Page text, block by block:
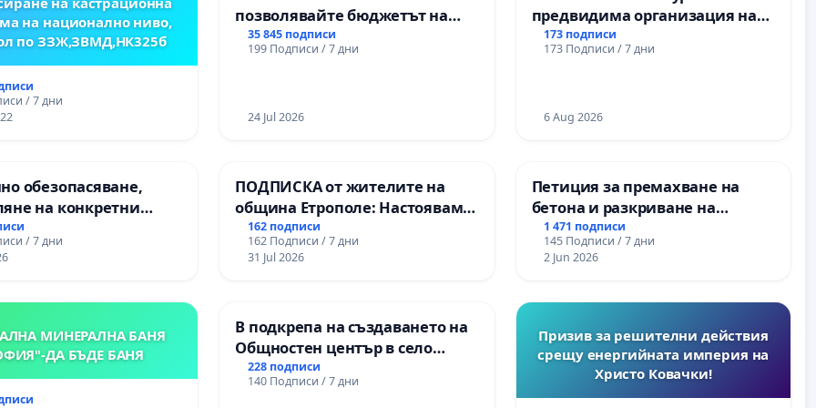
на национално ниво,
по ЗЗЖ,ЗВМД,НК325б
/ 7 дни
позволявайте бюджетът на
Радев да открадне парите и
правата ни в тъмното
35 845 подписи
199 Подписи / 7 дни
24 Jul 2026
предвидима организация на
учебния процес и гарантиране
на правото на равнопоставено
Александър I“ и Хуманитарна
173 подписи
173 Подписи / 7 дни
6 Aug 2026
обезопасяване,
на конкретни
и извършване на
рехабилитация на
път между
/ 7 дни
ПОДПИСКА от жителите на
община Етрополе: Настояваме
за ясни гаранции от “Елаците-
МЕД” АД и от държавата, че ще
се изпълнят всички
162 подписи
162 Подписи / 7 дни
31 Jul 2026
Петиция за премахване на
бетона и разкриване на
античното сърце на
Могиланската могила във
Враца
1 471 подписи
145 Подписи / 7 дни
2 Jun 2026
МИНЕРАЛНА БАНЯ
ДА БЪДЕ БАНЯ
В подкрепа на създаването на
Общностен център в село
Църква
228 подписи
140 Подписи / 7 дни
Призив за решителни действия
срещу енергийната империя на
Христо Ковачки!